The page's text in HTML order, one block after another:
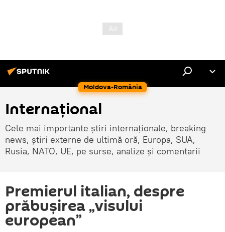
Moldova-România
Internaţional
Cele mai importante știri internaționale, breaking
news, știri externe de ultimă oră, Europa, SUA,
Rusia, NATO, UE, pe surse, analize și comentarii
Premierul italian, despre
prăbușirea „visului
european”